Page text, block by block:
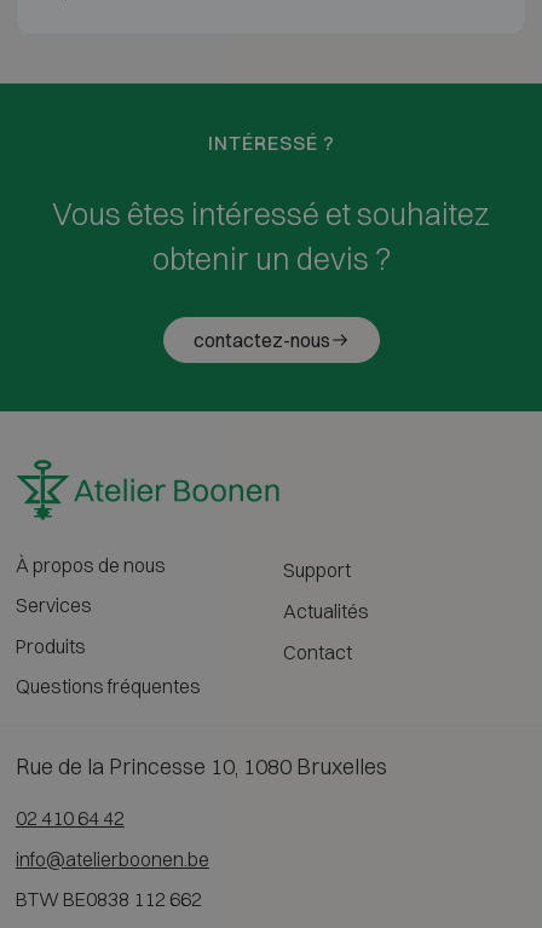
INTÉRESSÉ ?
Vous êtes intéressé et souhaitez
obtenir un devis ?
contactez-nous
À propos de nous
Services
Produits
Questions fréquentes
Support
Actualités
Contact
Rue de la Princesse 10, 1080 Bruxelles
02 410 64 42
info@atelierboonen.be
BTW BE0838 112 662